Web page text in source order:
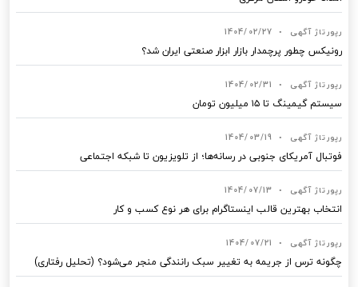
رپورتاژ آگهی •
1404/02/27
رونیکس چطور پرچمدار بازار ابزار صنعتی ایران شد؟
رپورتاژ آگهی •
1404/02/31
سیستم گیمینگ تا ۱۵ میلیون تومان
رپورتاژ آگهی •
1404/03/19
فوتبال آمریکای جنوبی در رسانه‌ها؛ از تلویزیون تا شبکه اجتماعی
رپورتاژ آگهی •
1404/07/13
انتخاب بهترین قالب‌ اینستاگرام برای هر نوع کسب‌ و کار
رپورتاژ آگهی •
1404/07/21
چگونه ترس از جریمه به تغییر سبک رانندگی منجر می‌شود؟ (تحلیل رفتاری)